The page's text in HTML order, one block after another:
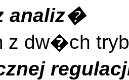
analiz�
z dw�ch